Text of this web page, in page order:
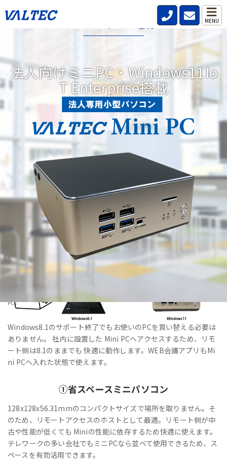
MENU
製品・サービス 法人向けPC・Windows11IoT Enterprise搭載「VALTEC Mini
PC」
法人向けミニPC・Windows11Io
T Enterprise搭載
VALTECミニPCとは?
データレス、パスワードレス、強固なセキュリティ機能を標準搭
載した小型パソコンです。
リモートワークが当たり前の時代にどこからでも安全、快適、効
率的な働き方を実現。DXにつながる3つの機能を備えています。
Windows8.1のサポート終了でもお使いのPCを買い替える必要は
ありません。 社内に設置した Mini PCへアクセスするため、リモ
ート側は8.1のままでも 快適に動作します。WEB会議アプリもMi
ni PCへ入れた状態で使えます。
①省スペースミニパソコン
128x128x56.31mmのコンパクトサイズで場所を取りません。そ
のため、リモートアクセスのホストとして最適。リモート側が中
古や性能が低くても Miniの性能に依存するため快適に使えます。
テレワークの多い会社でもミニPCなら並べて使用できるため、ス
ペースを有効活用できます。